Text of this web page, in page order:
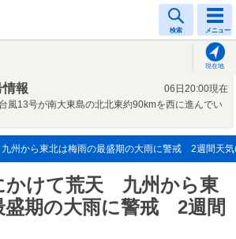
検索 メニュー
現在地
情報
06日20:00現在
風13号が南大東島の北北東約90kmを西に進んでい
州から東北は梅雨の最盛期の大雨に警戒 2週間天
かけて荒天 九州から東
盛期の大雨に警戒 2週間